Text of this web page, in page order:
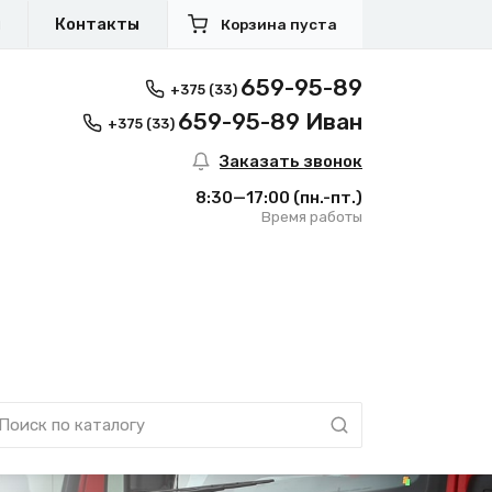
Контакты Корзина пуста
+375 (33) 659-95-89
+375 (33) 659-95-89 Иван
Заказать звонок
8:30—17:00 (пн.-пт.)
Время работы